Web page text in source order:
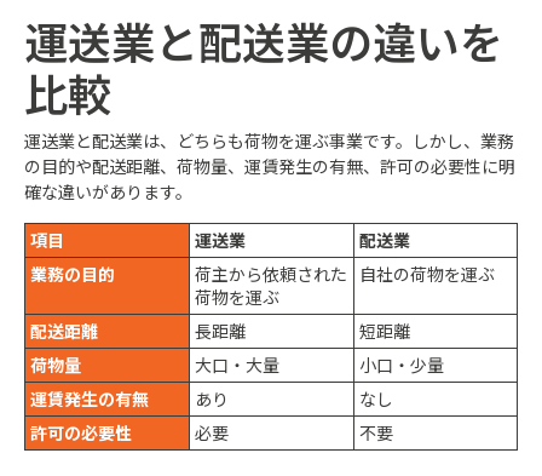
運送業と配送業の違いを
比較
運送業と配送業は、どちらも荷物を運ぶ事業です。しかし、業務
の目的や配送距離、荷物量、運賃発生の有無、許可の必要性に明
確な違いがあります。
項目
運送業
配送業
業務の目的
荷主から依頼された
荷物を運ぶ
自社の荷物を運ぶ
配送距離 長距離
短距離
荷物量
大口・大量
小口・少量
運賃発生の有無
あり
なし
許可の必要性
必要 不要